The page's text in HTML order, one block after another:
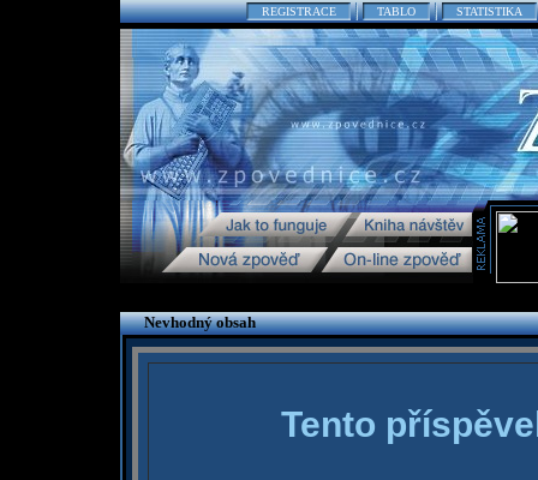
REGISTRACE TABLO STATISTIKA
Nevhodný obsah
Tento